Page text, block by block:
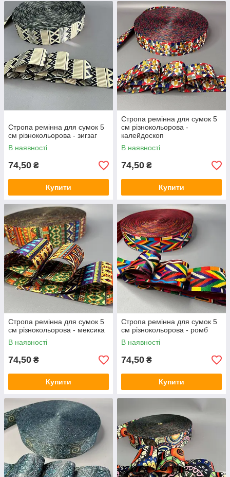
Стропа ремінна для сумок 5
см різнокольорова - зигзаг
В наявності
74,50 ₴
Купити
Стропа ремінна для сумок 5
см різнокольорова -
калейдоскоп
В наявності
74,50 ₴
Купити
Стропа ремінна для сумок 5
см різнокольорова - мексика
В наявності
74,50 ₴
Купити
Стропа ремінна для сумок 5
см різнокольорова - ромб
В наявності
74,50 ₴
Купити